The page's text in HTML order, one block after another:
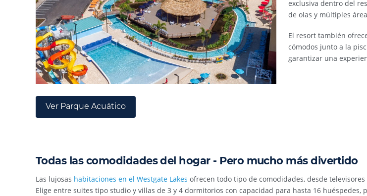
exclusiva dentro del
de olas y múltiples
El resort también
cómodos junto a la
garantizar una
Ver Parque Acuático
Todas las comodidades del hogar - Pero mucho más divertido
Las lujosas habitaciones en el Westgate Lakes ofrecen todo tipo de comodidades, desde
Elige entre suites tipo studio y villas de 3 y 4 dormitorios con capacidad para hasta 16